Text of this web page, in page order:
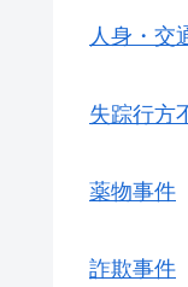
人身・交
失踪行方
薬物事件
詐欺事件